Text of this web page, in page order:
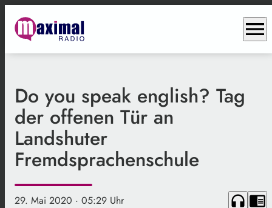
menu
Do you speak english? Tag
der offenen Tür an
Landshuter
Fremdsprachenschule
29. Mai 2020 · 05:29 Uhr headphones chrome_reader_mode